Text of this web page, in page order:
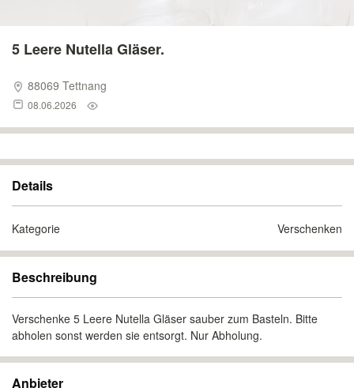
5 Leere Nutella Gläser.
88069 Tettnang
08.06.2026
Details
Kategorie Verschenken
Beschreibung
Verschenke 5 Leere Nutella Gläser sauber zum Basteln. Bitte
abholen sonst werden sie entsorgt. Nur Abholung.
Anbieter